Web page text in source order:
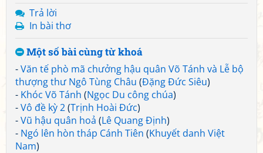
Trả lời
In bài thơ
Một số bài cùng từ khoá
-Văn tế phò mã chưởng hậu quân Võ Tánh và Lễ bộ
thượng thư Ngô Tùng Châu (Đặng Đức Siêu)
- Khóc Võ Tánh (Ngọc Du công chúa)
-Vô đề kỳ 2(Trịnh Hoài Đức)
-Vũ hậu quân hoả (Lê Quang Định)
- Ngó lên hòn tháp Cánh Tiên (Khuyết danh Việt
Nam)